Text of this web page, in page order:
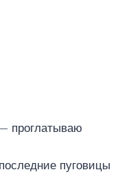
проглатываю
пуговицы